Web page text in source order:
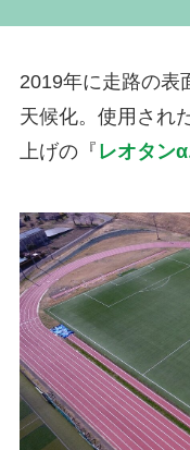
2019年に走路の表
天候化。使用され
上げの『 レオタン